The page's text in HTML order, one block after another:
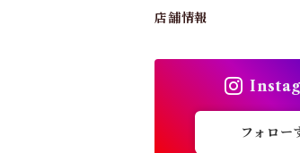
店舗情報
フォロー